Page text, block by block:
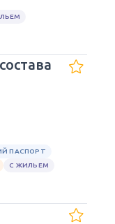
ПАСПОРТ
С ЖИЛЬЕМ